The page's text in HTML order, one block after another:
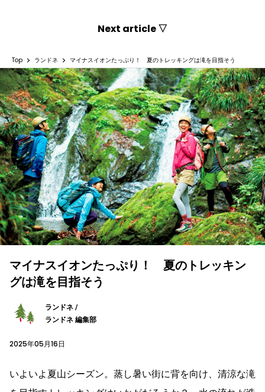
Next article ▽
Top ランドネ マイナスイオンたっぷり！ 夏のトレッキングは滝を目指そう
マイナスイオンたっぷり！ 夏のトレッキン
グは滝を目指そう
ランドネ /
ランドネ 編集部
2025年05月16日
いよいよ夏山シーズン。蒸し暑い街に背を向け、清涼な滝